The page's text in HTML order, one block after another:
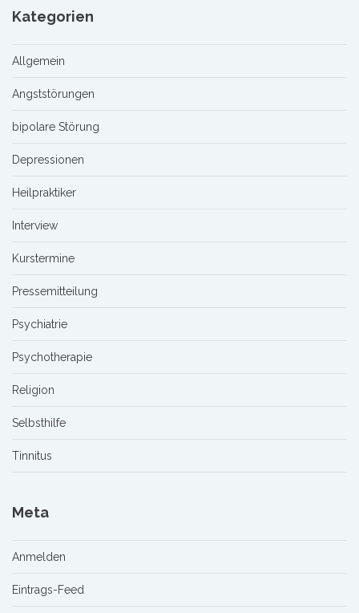
Kategorien
Allgemein
Angststörungen
bipolare Störung
Depressionen
Heilpraktiker
Interview
Kurstermine
Pressemitteilung
Psychiatrie
Psychotherapie
Religion
Selbsthilfe
Tinnitus
Meta
Anmelden
Eintrags-Feed